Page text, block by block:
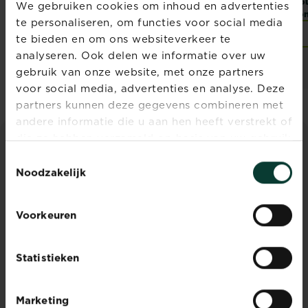
We gebruiken cookies om inhoud en advertenties
te personaliseren, om functies voor social media
te bieden en om ons websiteverkeer te
analyseren. Ook delen we informatie over uw
gebruik van onze website, met onze partners
voor social media, advertenties en analyse. Deze
partners kunnen deze gegevens combineren met
andere informatie die u aan hen heeft verstrekt of
die ze hebben verzameld op basis van uw gebruik
Noodzakelijk
Voorkeuren
Statistieken
Marketing
Gebruiksklaar
Verkooppunten
concentrate
Verkooppunten